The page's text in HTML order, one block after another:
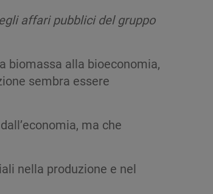
affari pubblici del gruppo
biomassa alla bioeconomia,
sembra essere
ma che
nella produzione e nel